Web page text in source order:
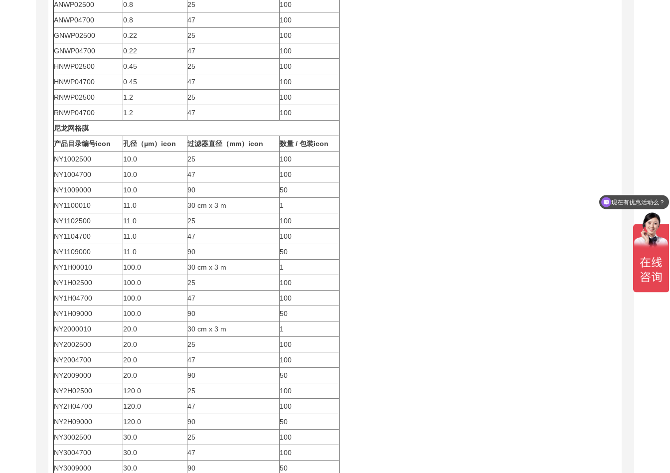
ANWP02500
0.8 25
100
ANWP04700
0.8 47
100
GNWP02500
0.22 25
100
GNWP04700
0.22 47
100
HNWP02500
0.45 25
100
HNWP04700
0.45 47
100
RNWP02500
1.2 25
100
RNWP04700
1.2 47
100
尼龙网格膜
产品目录编号icon
孔径（µm）icon 过滤器直径（mm）icon
数量 / 包装icon
NY1002500
10.0 25
100
NY1004700
10.0 47
100
NY1009000
10.0 90
50
NY1100010
11.0 30 cm x 3 m
1
NY1102500
11.0 25
100
NY1104700
11.0 47
100
NY1109000
11.0 90
50
NY1H00010
100.0 30 cm x 3 m
1
NY1H02500
100.0 25
100
NY1H04700
100.0 47
100
NY1H09000
100.0 90
50
NY2000010
20.0 30 cm x 3 m
1
NY2002500
20.0 25
100
NY2004700
20.0 47
100
NY2009000
20.0 90
50
NY2H02500
120.0 25
100
NY2H04700
120.0 47
100
NY2H09000
120.0 90
50
NY3002500
30.0 25
100
NY3004700
30.0 47
100
NY3009000
30.0 90
50
可以介绍下你们的产品么？